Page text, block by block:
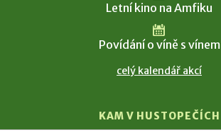
Letní kino na Amfiku
Povídání o víně s vínem
celý kalendář akcí
KAM V HUSTOPEČÍCH